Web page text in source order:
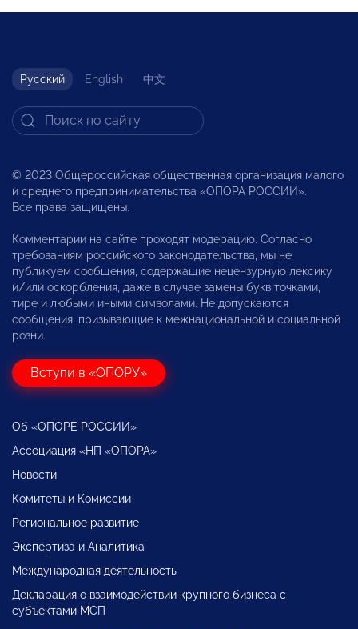
Русский English 中文
© 2023 Общероссийская общественная организация малого
и среднего предпринимательства «ОПОРА РОССИИ».
Все права защищены.
Комментарии на сайте проходят модерацию. Согласно
требованиям российского законодательства, мы не
публикуем сообщения, содержащие нецензурную лексику
и/или оскорбления, даже в случае замены букв точками,
тире и любыми иными символами. Не допускаются
сообщения, призывающие к межнациональной и социальной
розни.
Вступи в «ОПОРУ»
Об «ОПОРЕ РОССИИ»
Ассоциация «НП «ОПОРА»
Новости
Комитеты и Комиссии
Региональное развитие
Экспертиза и Аналитика
Международная деятельность
Декларация о взаимодействии крупного бизнеса с
субъектами МСП